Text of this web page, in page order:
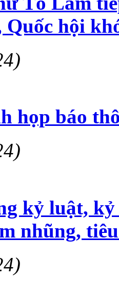
Quốc hội
họp báo
kỷ luật,
nhũng,